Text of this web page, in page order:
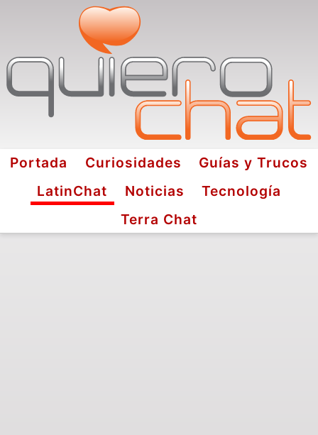
Portada Curiosidades
Guías y Trucos
LatinChat
Noticias
Tecnología
Terra Chat